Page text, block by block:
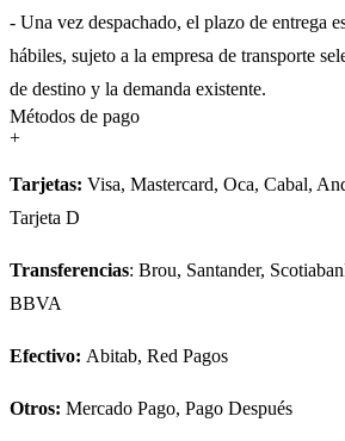
- Una vez despachado, el plazo de entrega
hábiles, sujeto a la empresa de transporte
de destino y la demanda existente.
Métodos de pago
+
Tarjetas: Visa, Mastercard, Oca, Cabal,
Tarjeta D
Transferencias: Brou, Santander,
BBVA
Efectivo: Abitab, Red Pagos
Otros: Mercado Pago, Pago Después